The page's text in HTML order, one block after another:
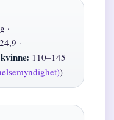
·
24,9 ·
110–145
)